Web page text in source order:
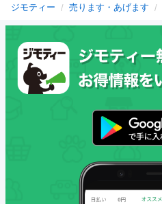
ジモティー 売ります・あげます